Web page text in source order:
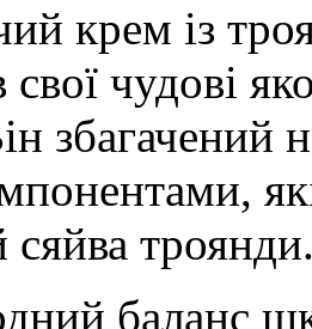
крем із
свої чудові
збагачений
сяйва
баланс